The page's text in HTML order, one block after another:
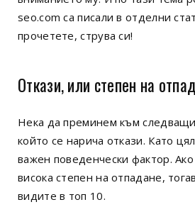
seo.com са писали в отделни
прочетете, струва си!
Откази, или степен на
Нека да преминем към
който се нарича откази. Като
важен поведенчески фактор.
висока степен на отпадане,
видите в топ 10.